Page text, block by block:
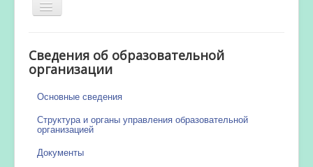
Включить/
выключить
Новости
Сведения об образовательной
организации
Основные сведения
Структура и органы управления образовательной
организацией
Документы